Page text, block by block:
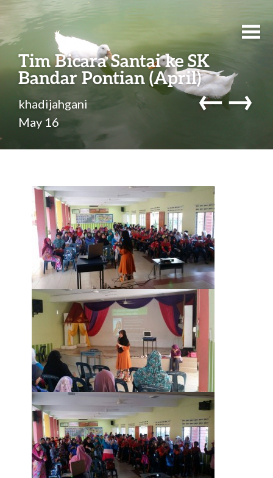
Tim Bicara Santai ke SK
Bandar Pontian (April)
khadijahgani
May 16
Post
←→
Skip
to
content